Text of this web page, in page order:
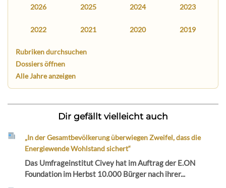
2026 2025 2024 2023
2022 2021 2020 2019
Rubriken durchsuchen
Dossiers öffnen
Alle Jahre anzeigen
Dir gefällt vielleicht auch
„In der Gesamtbevölkerung überwiegen Zweifel, dass die
Energiewende Wohlstand sichert“
Das Umfrageinstitut Civey hat im Auftrag der E.ON
Foundation im Herbst 10.000 Bürger nach ihrer...